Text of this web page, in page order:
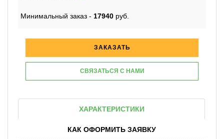
Минимальный заказ - 17940 руб.
ЗАКАЗАТЬ
СВЯЗАТЬСЯ С НАМИ
ХАРАКТЕРИСТИКИ
КАК ОФОРМИТЬ ЗАЯВКУ